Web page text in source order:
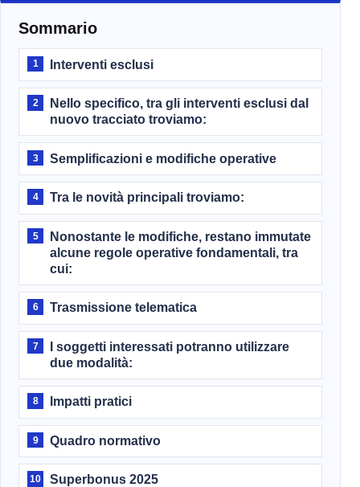
Sommario
1 Interventi esclusi
2
Nello specifico, tra gli interventi esclusi dal
nuovo tracciato troviamo:
3 Semplificazioni e modifiche operative
4 Tra le novità principali troviamo:
5
Nonostante le modifiche, restano immutate
alcune regole operative fondamentali, tra
cui:
6 Trasmissione telematica
7
I soggetti interessati potranno utilizzare
due modalità:
8 Impatti pratici
9 Quadro normativo
10 Superbonus 2025